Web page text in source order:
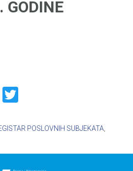
Facebook
POSLOVNIH SUBJEKATA